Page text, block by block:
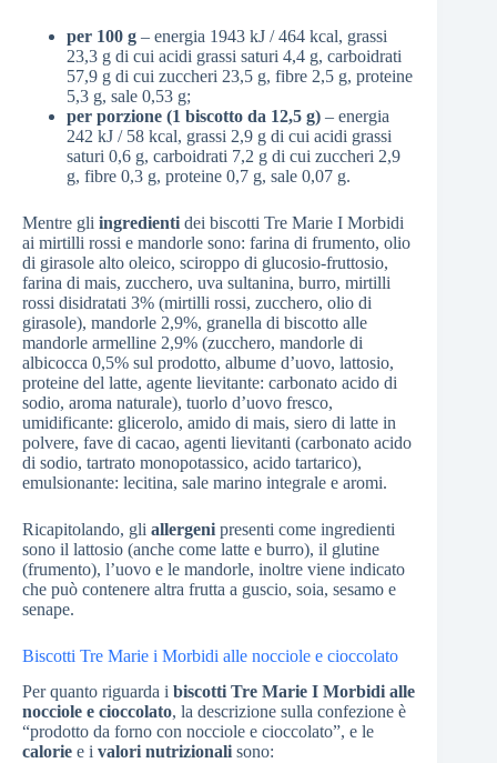
per 100 g – energia 1943 kJ / 464 kcal, grassi
23,3 g di cui acidi grassi saturi 4,4 g, carboidrati
57,9 g di cui zuccheri 23,5 g, fibre 2,5 g, proteine
5,3 g, sale 0,53 g;
per porzione (1 biscotto da 12,5 g) – energia
242 kJ / 58 kcal, grassi 2,9 g di cui acidi grassi
saturi 0,6 g, carboidrati 7,2 g di cui zuccheri 2,9
g, fibre 0,3 g, proteine 0,7 g, sale 0,07 g.
Mentre gli ingredienti dei biscotti Tre Marie I Morbidi
ai mirtilli rossi e mandorle sono: farina di frumento, olio
di girasole alto oleico, sciroppo di glucosio-fruttosio,
farina di mais, zucchero, uva sultanina, burro, mirtilli
rossi disidratati 3% (mirtilli rossi, zucchero, olio di
girasole), mandorle 2,9%, granella di biscotto alle
mandorle armelline 2,9% (zucchero, mandorle di
albicocca 0,5% sul prodotto, albume d’uovo, lattosio,
proteine del latte, agente lievitante: carbonato acido di
sodio, aroma naturale), tuorlo d’uovo fresco,
umidificante: glicerolo, amido di mais, siero di latte in
polvere, fave di cacao, agenti lievitanti (carbonato acido
di sodio, tartrato monopotassico, acido tartarico),
emulsionante: lecitina, sale marino integrale e aromi.
Ricapitolando, gli allergeni presenti come ingredienti
sono il lattosio (anche come latte e burro), il glutine
(frumento), l’uovo e le mandorle, inoltre viene indicato
che può contenere altra frutta a guscio, soia, sesamo e
senape.
Biscotti Tre Marie i Morbidi alle nocciole e cioccolato
Per quanto riguarda i biscotti Tre Marie I Morbidi alle
nocciole e cioccolato, la descrizione sulla confezione è
“prodotto da forno con nocciole e cioccolato”, e le
calorie e i valori nutrizionali sono: